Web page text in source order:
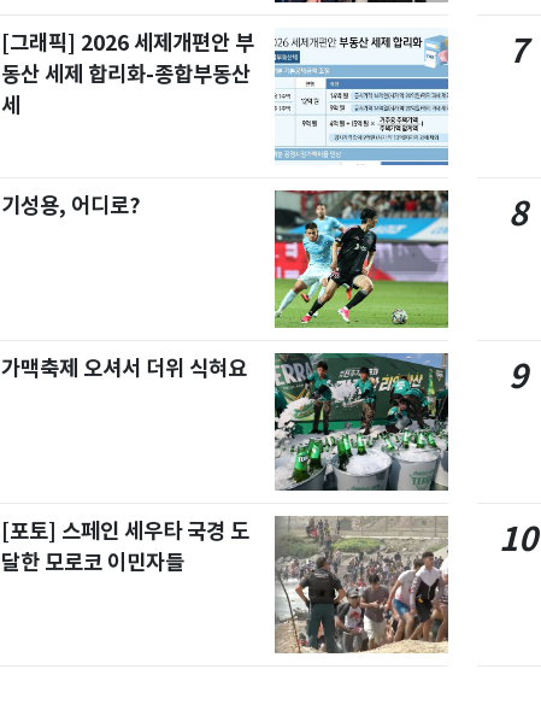
[그래픽] 2026 세제개편안 부
동산 세제 합리화-종합부동산
세
기성용, 어디로?
가맥축제 오셔서 더위 식혀요
[포토] 스페인 세우타 국경 도
달한 모로코 이민자들
7
8
9
10